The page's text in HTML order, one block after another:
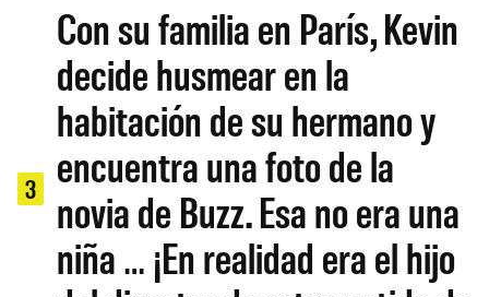
3
Con su familia en París, Kevin
decide husmear en la
habitación de su hermano y
encuentra una foto de la
novia de Buzz. Esa no era una
niña … ¡En realidad era el hijo